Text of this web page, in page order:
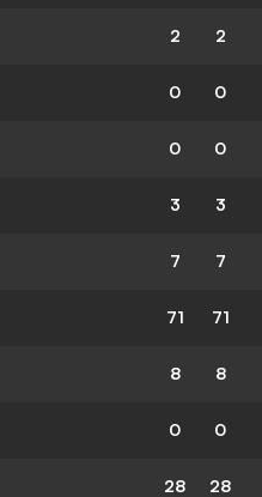
2 2
0 0
0 0
3 3
7 7
71 71
8 8
0 0
28 28